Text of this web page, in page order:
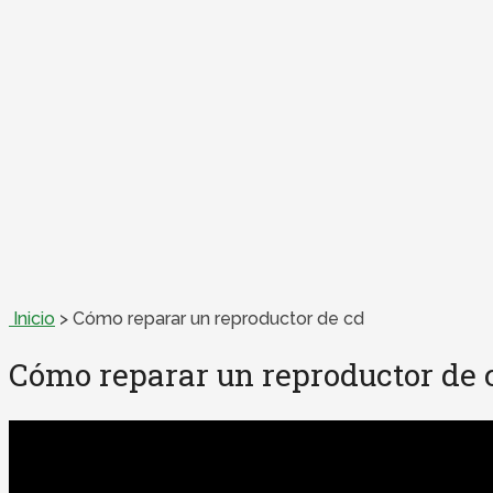
Inicio > Cómo reparar un reproductor de cd
Cómo reparar un reproductor de